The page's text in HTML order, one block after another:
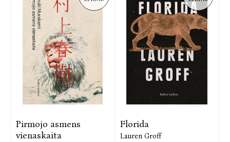
Pirmojo asmens
vienaskaita
Florida
Lauren Groff